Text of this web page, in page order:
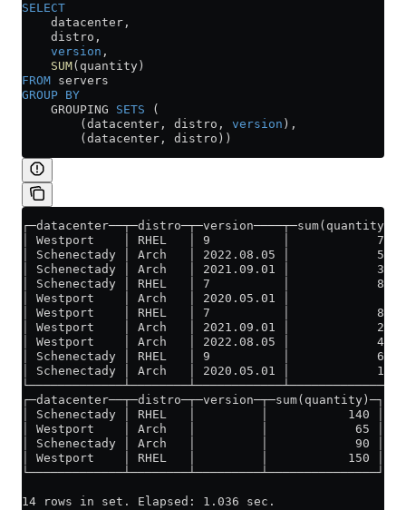
SELECT
    datacenter,
    distro,
    version
,
    SUM
(quantity)
FROM servers
GROUP BY
    GROUPING
SETS (
        (datacenter, distro,
version ),
        (datacenter, distro))
┌─datacenter──┬─distro─┬─version────┬─sum(quantity)─┐
│ Westport    │ RHEL   │ 9          │            70 │
│ Schenectady │ Arch   │ 2022.08.05 │            50 │
│ Schenectady │ Arch   │ 2021.09.01 │            30 │
│ Schenectady │ RHEL   │ 7          │            80 │
│ Westport    │ Arch   │ 2020.05.01 │             5 │
│ Westport    │ RHEL   │ 7          │            80 │
│ Westport    │ Arch   │ 2021.09.01 │            20 │
│ Westport    │ Arch   │ 2022.08.05 │            40 │
│ Schenectady │ RHEL   │ 9          │            60 │
│ Schenectady │ Arch   │ 2020.05.01 │            10 │
└─────────────┴────────┴────────────┴───────────────┘
┌─datacenter──┬─distro─┬─version─┬─sum(quantity)─┐
│ Schenectady │ RHEL   │         │           140 │
│ Westport    │ Arch   │         │            65 │
│ Schenectady │ Arch   │         │            90 │
│ Westport    │ RHEL   │         │           150 │
└─────────────┴────────┴─────────┴───────────────┘
14 rows in set. Elapsed: 1.036 sec.